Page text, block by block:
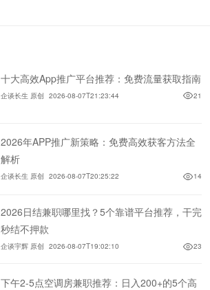
十大高效App推广平台推荐：免费流量获取指南
企谈长生 原创 2026-08-07T21:23:44 21
2026年APP推广新策略：免费高效获客方法全
解析
企谈长生 原创 2026-08-07T20:25:22 14
2026日结兼职哪里找？5个靠谱平台推荐，干完
秒结不押款
企谈宇辉 原创 2026-08-07T19:02:10 23
下午2-5点空调房兼职推荐：日入200+的5个高